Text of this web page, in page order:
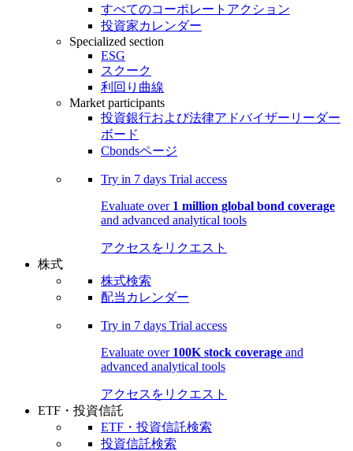
すべてのコーポレートアクション
投資家カレンダー
Specialized section
ESG
スクーク
利回り曲線
Market participants
投資銀行および法律アドバイザーリーダー
ボード
Cbondsページ
Try in 7 days Trial access
Evaluate over 1 million global bond coverage
and advanced analytical tools
アクセスをリクエスト
株式
株式検索
配当カレンダー
Try in 7 days Trial access
Evaluate over 100K stock coverage and
advanced analytical tools
アクセスをリクエスト
ETF・投資信託
ETF・投資信託検索
投資信託検索